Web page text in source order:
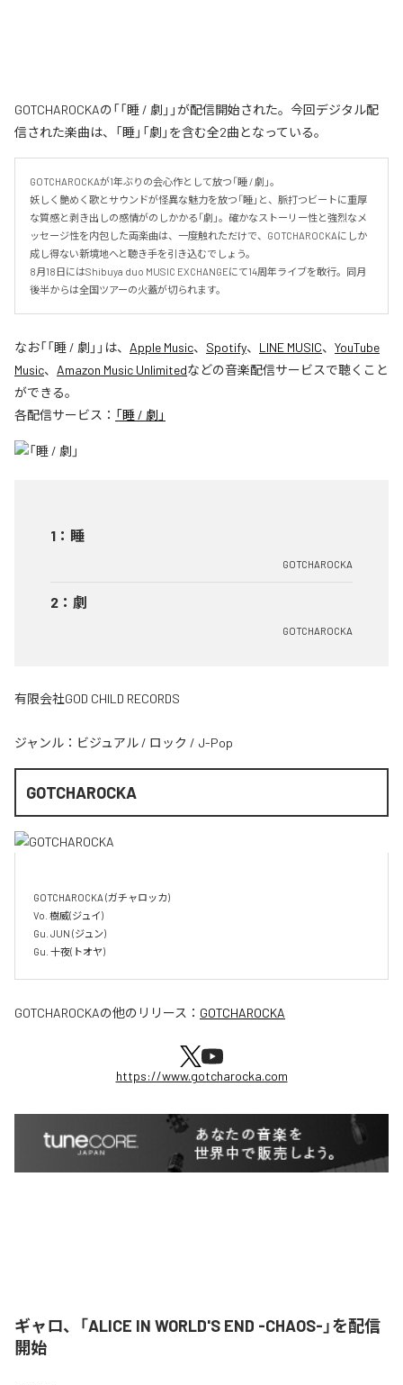
GOTCHAROCKAの「「睡 / 劇」」が配信開始された。今回デジタル配
信された楽曲は、「睡」「劇」を含む全2曲となっている。
GOTCHAROCKAが1年ぶりの会心作として放つ「睡 / 劇」。
妖しく艶めく歌とサウンドが怪異な魅力を放つ「睡」と、脈打つビートに重厚
な質感と剥き出しの感情がのしかかる「劇」。確かなストーリー性と強烈なメ
ッセージ性を内包した両楽曲は、一度触れただけで、GOTCHAROCKAにしか
成し得ない新境地へと聴き手を引き込むでしょう。
8月18日にはShibuya duo MUSIC EXCHANGEにて14周年ライブを敢行。同月
後半からは全国ツアーの火蓋が切られます。
なお「「睡 / 劇」 」は、 Apple Music、 Spotify、 LINE MUSIC、 YouTube
Music、 Amazon Music Unlimitedなどの音楽配信サービスで聴くこと
ができる。
各配信サービス： 「睡 / 劇」
1 ： 睡
GOTCHAROCKA
2 ： 劇
GOTCHAROCKA
有限会社GOD CHILD RECORDS
ジャンル： ビジュアル / ロック / J-Pop
GOTCHAROCKA
GOTCHAROCKA (ガチャロッカ)
Vo. 樹威(ジュイ)
Gu. JUN (ジュン)
GOTCHAROCKAの他のリリース： GOTCHAROCKA
https://www.gotcharocka.com
ギャロ、「ALICE IN WORLD'S END -CHAOS-」を配信
開始